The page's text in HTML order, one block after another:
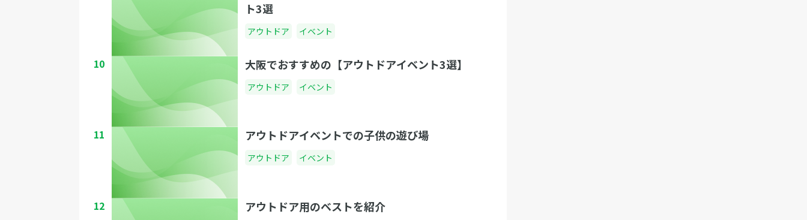
ト3選
アウトドア イベント
10 大阪でおすすめの【アウトドアイベント3選】
アウトドア イベント
11 アウトドアイベントでの子供の遊び場
アウトドア イベント
12 アウトドア用のベストを紹介